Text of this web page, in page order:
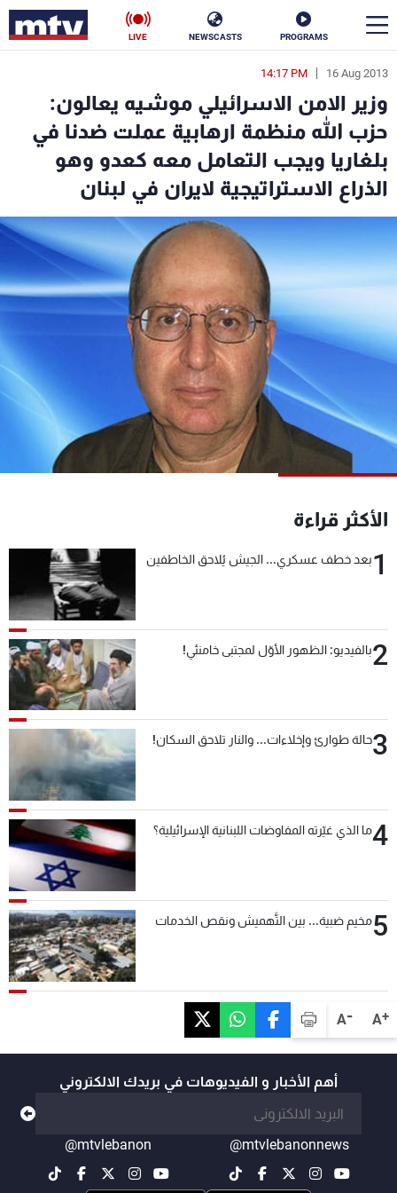
PROGRAMS
NEWSCASTS
LIVE
A+
A-
16 Aug 2013
14:17 PM
وزير الامن الاسرائيلي موشيه يعالون:
حزب الله منظمة ارهابية عملت ضدنا في
بلغاريا ويجب التعامل معه كعدو وهو
الذراع الاستراتيجية لايران في لبنان
الأكثر قراءة
1بعد خطف عسكري... الجيش يُلاحق الخاطفين
2بالفيديو: الظهور الأوّل لمجتبى خامنئي!
3حالة طوارئ وإخلاءات... والنار تلاحق السكان!
4ما الذي غيّرته المفاوضات اللبنانية الإسرائيلية؟
5مخيم ضبية... بين التَّهميش ونقص الخدمات
أهم الأخبار و الفيديوهات في بريدك الالكتروني
@mtvlebanonnews
@mtvlebanon
en
الأخبار
سياسة ناس
إقتصاد فن
منوعات رياضة
كأس العالم
جدول البرامج
شاهد البرامج
الترددات
الإنـتـاج
سياسة الخصوصية